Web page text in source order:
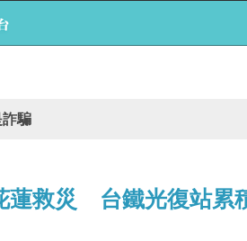
騙
蓮救災 台鐵光復站累